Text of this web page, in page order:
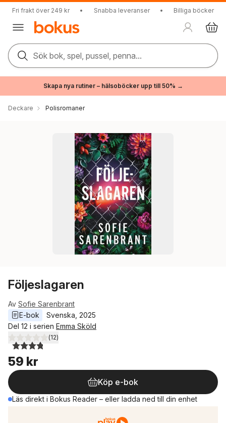
Fri frakt över 249 kr • Snabba leveranser • Billiga böcker
Sök bok, spel, pussel, penna...
Skapa nya rutiner – hälsoböcker upp till 50% →
Deckare Polisromaner
Följeslagaren
Av Sofie Sarenbrant
E-bok
Svenska 2025
Del 12 i serien Emma Sköld
3,8utav 5 stjärnor. Totalt antal röster:
(12)
59 kr
Köp e-bok
Läs direkt i Bokus Reader – eller ladda ned till din enhet